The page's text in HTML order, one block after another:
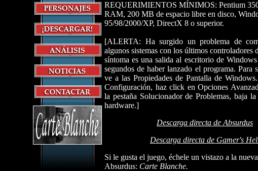
REQUERIMIENTOS MÍNIMOS: Pentium
RAM, 200 MB de espacio libre en disco,
95/98/2000/XP, DirectX 8 o superior.
[ALERTA: Ha surgido un problema de
algunos sistemas con los últimos
síntoma es una salida al escritorio de
segundos de haber lanzado el programa. Para
ve a las Propiedades de Pantalla de
Configuración, haz click en Opciones
la pestaña Solucionador de Problemas, baja
hardware.]
Descarga directa de Absurdus
Descarga directa de Gamer's
Si le gusta el juego, échele un vistazo a la
Absurdus: Carte Blanche.